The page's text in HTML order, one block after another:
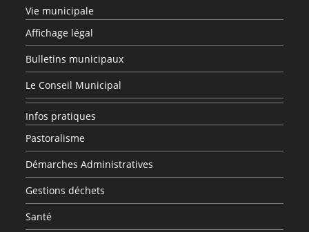
Vie municipale
Affichage légal
Bulletins municipaux
Le Conseil Municipal
Infos pratiques
Pastoralisme
Démarches Administratives
Gestions déchets
Santé